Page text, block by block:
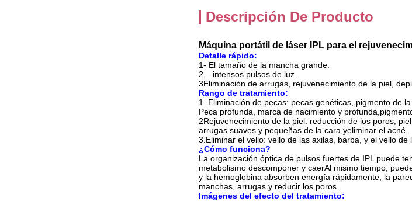
Descripción De Producto
Máquina portátil de láser IPL para el
Detalle rápido:
1- El tamaño de la mancha grande.
2... intensos pulsos de luz.
3Eliminación de arrugas, rejuvenecimiento de la piel,
Rango de tratamiento:
1. Eliminación de pecas: pecas genéticas, pigmento de
Peca profunda, marca de nacimiento y profunda,
2Rejuvenecimiento de la piel: reducción de los poros,
arrugas suaves y pequeñas de la cara, yeliminar el acné.
3.Eliminar el vello: vello de las axilas, barba, y el vello
¿Cómo funciona?
La organización óptica de pulsos fuertes de IPL puede
metabolismo descomponer y caerAl mismo tiempo,
y la hemoglobina absorben energía rápidamente, la
manchas, arrugas y reducir los poros.
Imágenes del efecto del tratamiento: